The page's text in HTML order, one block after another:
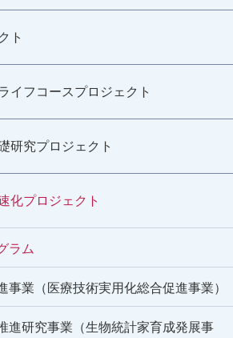
ト
イフコースプロジェクト
研究プロジェクト
化プロジェクト
ラム
事業（医療技術実用化総合促進事業）
進研究事業（生物統計家育成発展事